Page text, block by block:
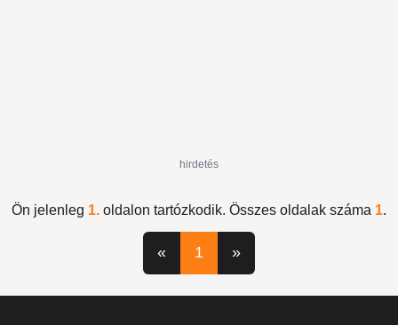
hirdetés
Ön jelenleg 1. oldalon tartózkodik. Összes oldalak száma 1.
« 1 »